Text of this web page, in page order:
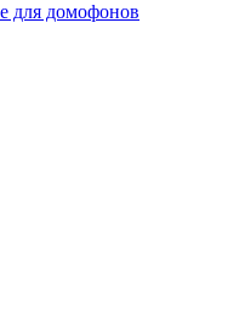
для домофонов